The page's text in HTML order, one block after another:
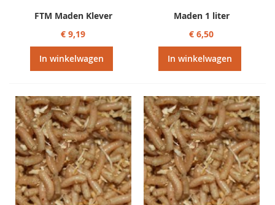
FTM Maden Klever
€ 9,19
In winkelwagen
Maden 1 liter
€ 6,50
In winkelwagen